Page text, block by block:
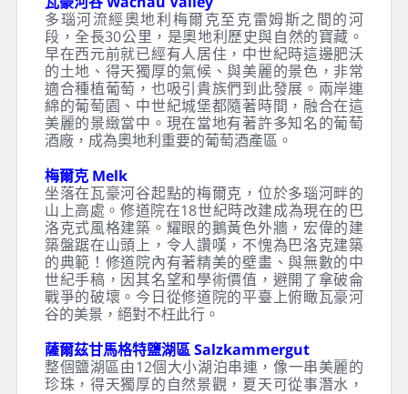
今日飛抵維也納後，隨即前往作為巴洛克式建築
典範的梅爾克修道院參觀。行車經過被列為世界
文化遺產，多瑙河最美的流域－瓦豪河谷，欣賞
兩岸交織著大大小小的城堡、葡萄園、與小鎮。
午後來到奧地利以高山湖泊、自然美景而聞名於
世的度假勝地－薩爾茲甘馬格特鹽湖區。造訪世
界經典電影名著『真善美』拍攝背景地－聖沃夫
排鹽湖區遊船，美麗的天空與阿爾卑斯山的迷人
倒影就映在平靜的湖面上，令人心曠神怡。今晚
將在鹽湖區連住兩晚。
瓦豪河谷 Wachau Valley
多瑙河流經奧地利梅爾克至克雷姆斯之間的河
段，全長30公里，是奧地利歷史與自然的寶藏。
早在西元前就已經有人居住，中世紀時這邊肥沃
的土地、得天獨厚的氣候、與美麗的景色，非常
適合種植葡萄，也吸引貴族們到此發展。兩岸連
美麗的景緻當中。現在當地有著許多知名的葡萄
酒廠，成為奧地利重要的葡萄酒產區。